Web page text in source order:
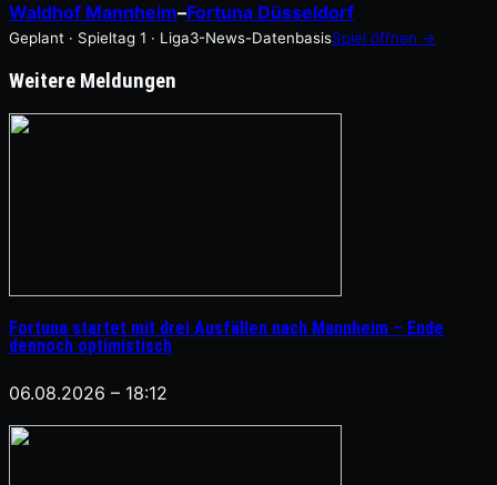
Waldhof Mannheim–Fortuna Düsseldorf
Geplant · Spieltag 1 · Liga3-News-DatenbasisSpiel öffnen →
Weitere Meldungen
Fortuna startet mit drei Ausfällen nach Mannheim – Ende
dennoch optimistisch
06.08.2026 – 18:12